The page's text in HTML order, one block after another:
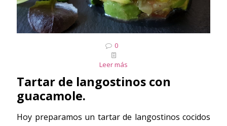
0
Leer más
Tartar de langostinos con
guacamole.
Hoy preparamos un tartar de langostinos cocidos